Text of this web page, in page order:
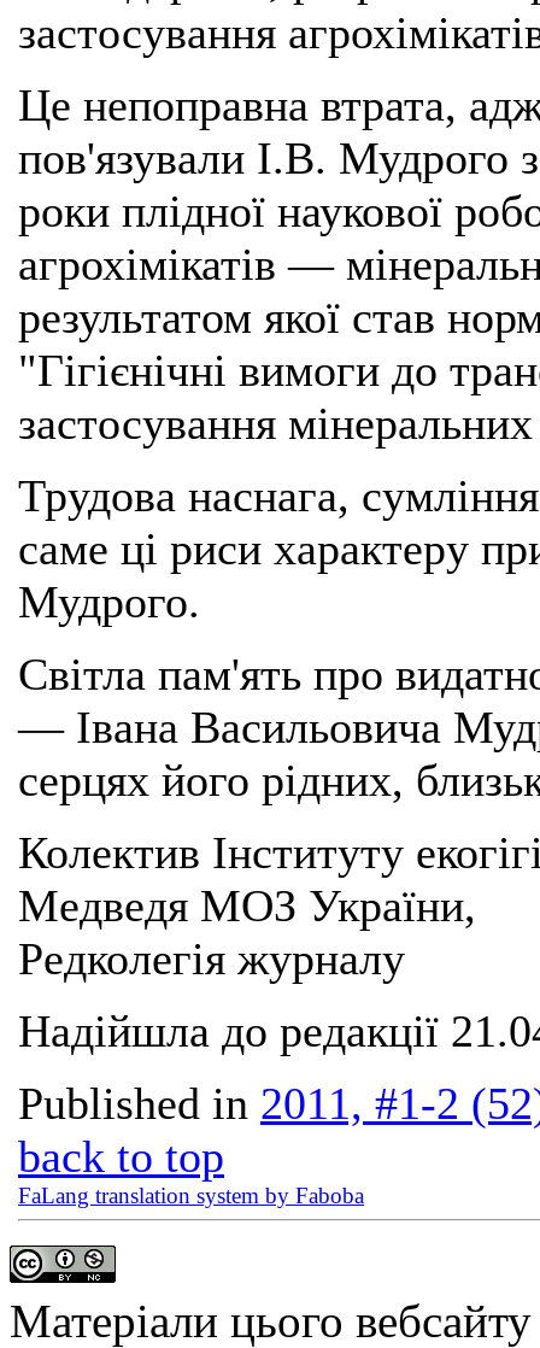
застосування
Це непоправна втрата,
пов'язували І.В. Мудрого
роки плідної наукової
агрохімікатів —
результатом якої став
"Гігієнічні вимоги до
застосування
Трудова наснага,
саме ці риси характеру
Мудрого.
Світла пам'ять про
— Івана Васильовича
серцях його рідних,
Колектив Інституту
Медведя МОЗ України,
Редколегія журналу
Надійшла до редакції
Published in 2011, #1-2
back to top
FaLang translation system by Faboba
Матеріали цього